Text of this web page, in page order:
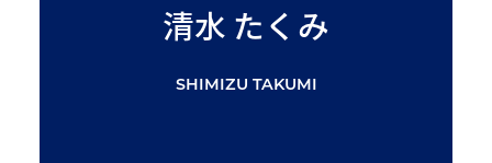
清水 たくみ
SHIMIZU TAKUMI